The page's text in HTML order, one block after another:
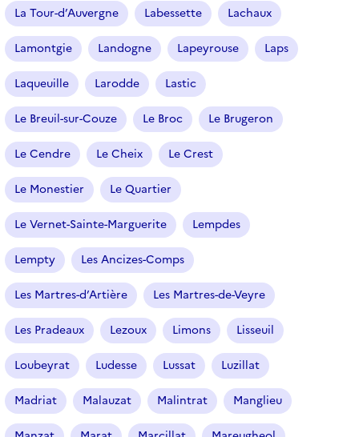
La Tour-d’Auvergne Labessette Lachaux
Lamontgie Landogne Lapeyrouse Laps
Laqueuille Larodde Lastic
Le Breuil-sur-Couze Le Broc Le Brugeron
Le Cendre Le Cheix Le Crest
Le Monestier Le Quartier
Le Vernet-Sainte-Marguerite Lempdes
Lempty Les Ancizes-Comps
Les Martres-d’Artière Les Martres-de-Veyre
Les Pradeaux Lezoux Limons Lisseuil
Loubeyrat Ludesse Lussat Luzillat
Madriat Malauzat Malintrat Manglieu